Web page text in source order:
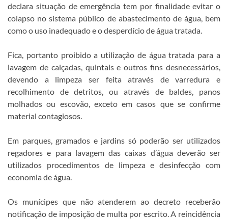
declara situação de emergência tem por finalidade evitar o
colapso no sistema público de abastecimento de água, bem
como o uso inadequado e o desperdício de água tratada.
Fica, portanto proibido a utilização de água tratada para a
lavagem de calçadas, quintais e outros fins desnecessários,
devendo a limpeza ser feita através de varredura e
recolhimento de detritos, ou através de baldes, panos
molhados ou escovão, exceto em casos que se confirme
material contagiosos.
Em parques, gramados e jardins só poderão ser utilizados
regadores e para lavagem das caixas d’água deverão ser
utilizados procedimentos de limpeza e desinfecção com
economia de água.
Os munícipes que não atenderem ao decreto receberão
notificação de imposição de multa por escrito. A reincidência